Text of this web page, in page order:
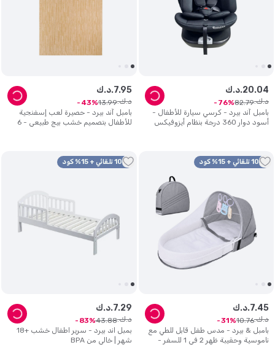
بامبل آند بيرد - كرسي سيارة للأطفال -
أسود دوار 360 درجة بنظام أيزوفيكس
د.ك.20.04
د.ك. 82.79
76
بامبل آند بيرد - حصيرة لعب إسفنجية
للأطفال بتصميم خشب بيج طبيعي - 6
د.ك.7.95
د.ك. 13.99
43
10% تلقائي + 15% كود
بامبل & بيرد - مدس طفل قابل للطي مع
ناموسية وحقيبة ظهر 2 في 1 للسفر -
د.ك.7.45
د.ك. 10.76
31
10% تلقائي + 15% كود
بمبل اند بيرد - سرير اطفال خشب +18
شهر | خالي من BPA
د.ك.7.29
د.ك. 43.88
83